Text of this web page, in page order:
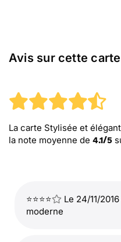
Avis sur cette carte
La carte Stylisée et
la note moyenne de 4.1/5
⭐⭐⭐⭐
Le 24/11/
moderne